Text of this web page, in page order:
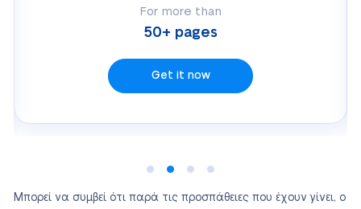
For more than
50+ pages
Get it now
Μπορεί να συμβεί ότι παρά τις προσπάθειες που έχουν γίνει, ο